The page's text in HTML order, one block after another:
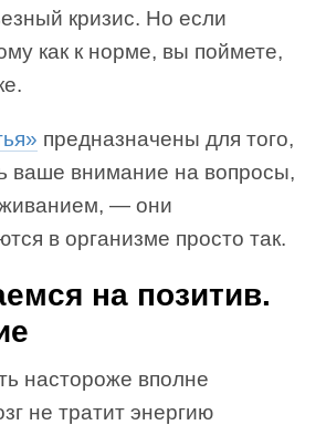
кризис. Но если
как к норме, вы поймете,
предназначены для того,
ваше внимание на вопросы,
— они
в организме просто так.
на позитив.
настороже вполне
не тратит энергию